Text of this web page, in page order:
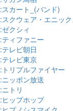
:スカート_(バンド)
:スクウェア・エニッ
:ゼクシィ
:ティファニー
:テレビ朝日
:テレビ東京
:トリプルファイヤー
:ニッポン放送
:ニトリ
:ヒップホップ